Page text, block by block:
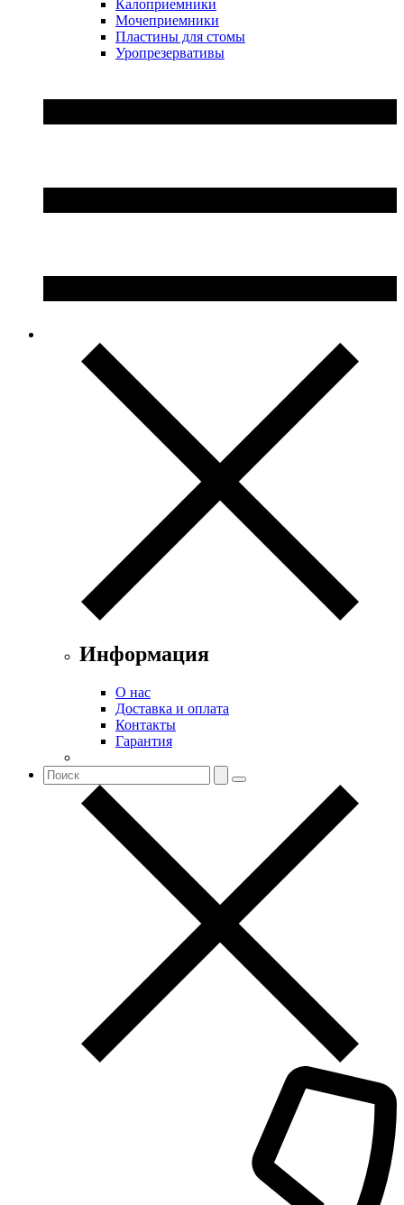
Калоприемники
Мочеприемники
Пластины для стомы
Уропрезервативы
Информация
О нас
Доставка и оплата
Контакты
Гарантия